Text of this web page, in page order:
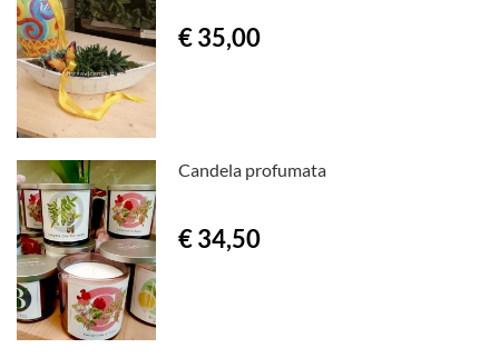
€ 35,00
Candela profumata
€ 34,50